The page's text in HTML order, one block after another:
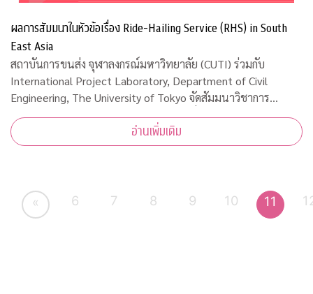
ผลการสัมมนาในหัวข้อเรื่อง Ride-Hailing Service (RHS) in South
East Asia
สถาบันการขนส่ง จุฬาลงกรณ์มหาวิทยาลัย (CUTI) ร่วมกับ
International Project Laboratory, Department of Civil
Engineering, The University of Tokyo จัดสัมมนาวิชาการ
ออนไลน์และเผยผลการสัมมนาในหัวข้อเรื่อง Ride-Hailing
Service (RHS) in South East Asia เมื่อวันพุธ
อ่านเพิ่มเติม
« 6 7 8 9 10 11